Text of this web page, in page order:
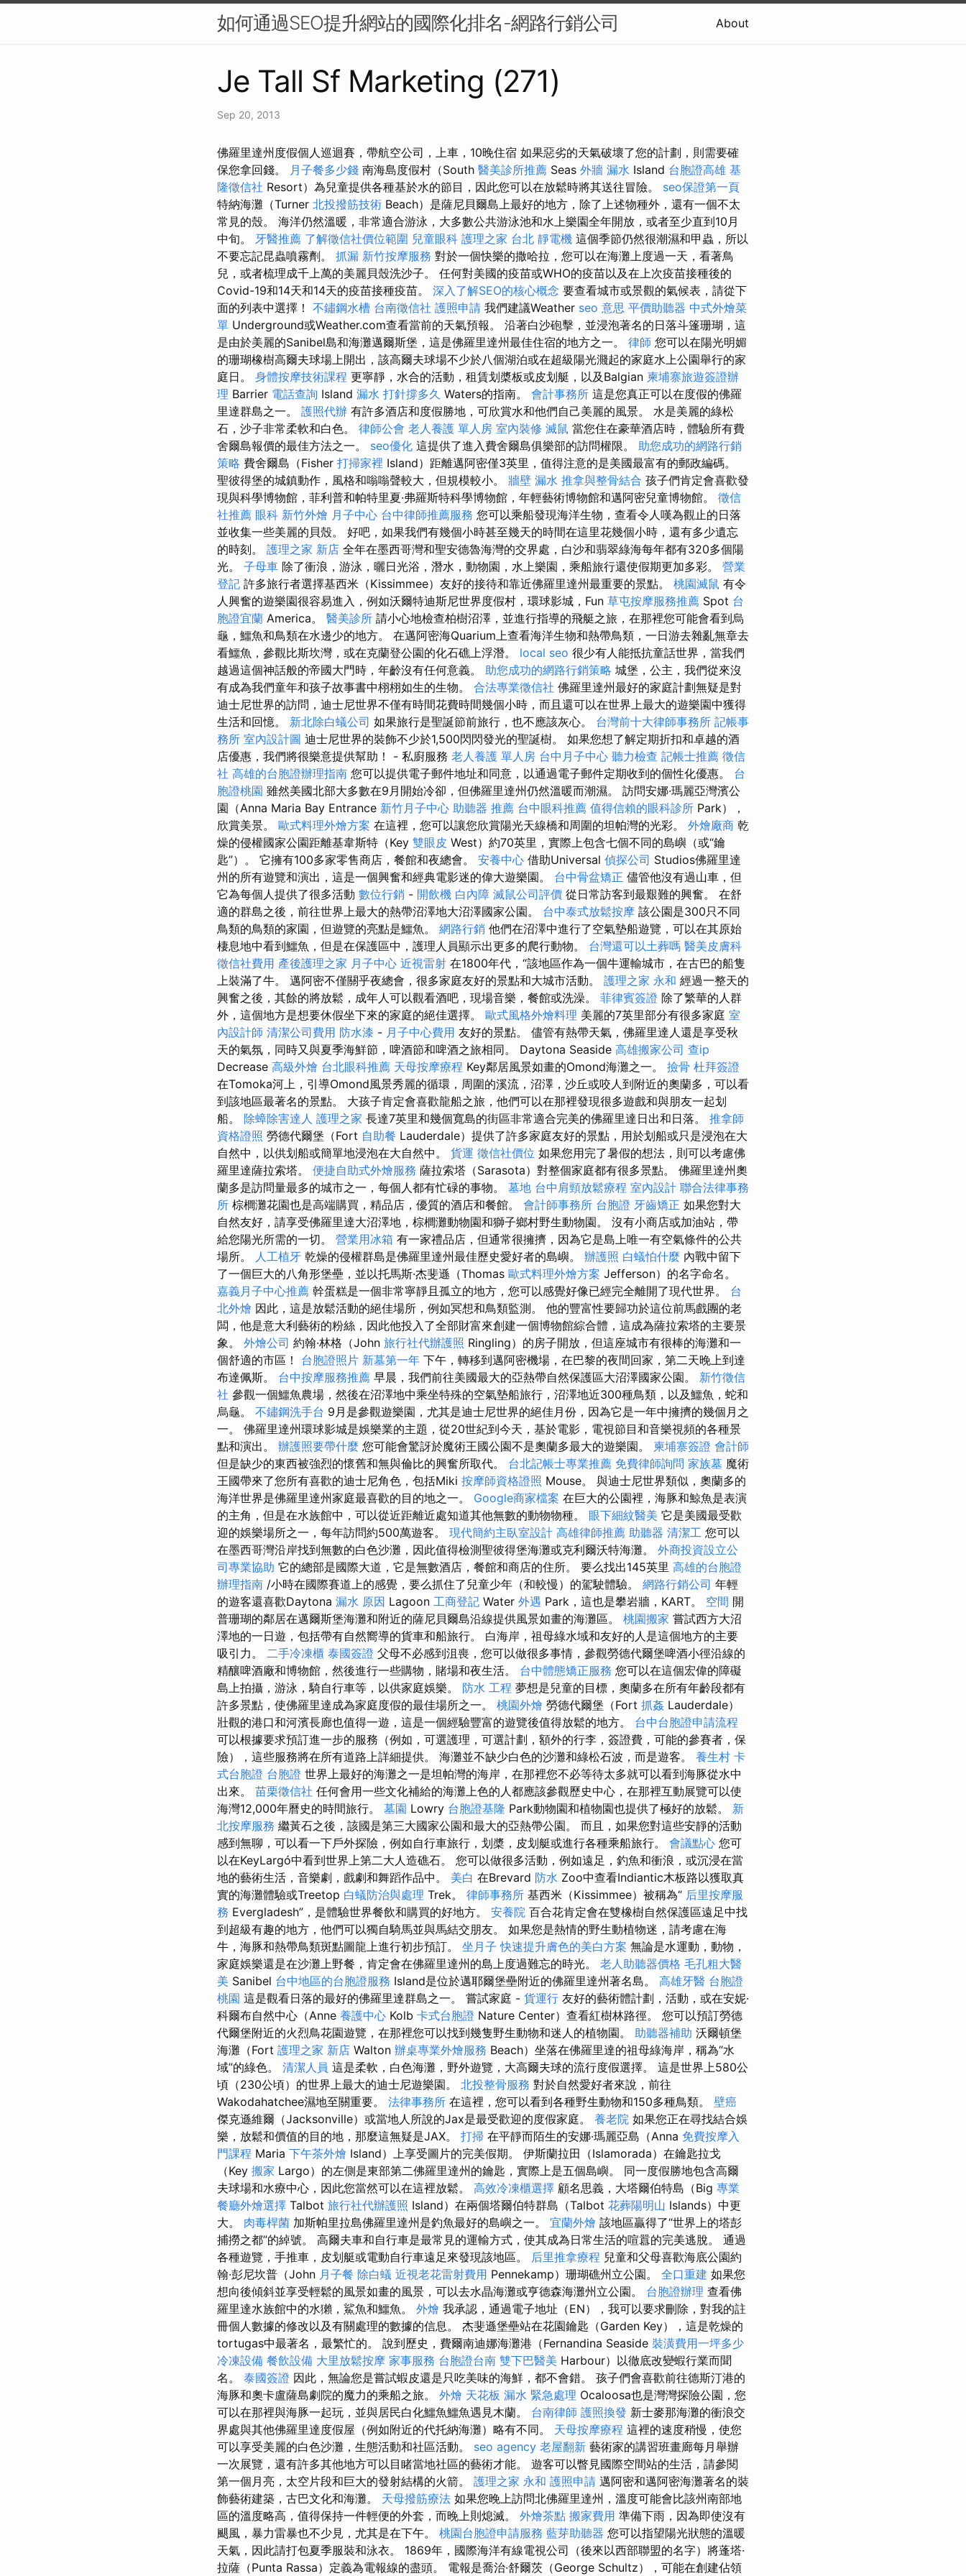
如何通過SEO提升網站的國際化排名-網路行銷公司 About
Je Tall Sf Marketing (271)
Sep 20, 2013
佛羅里達州度假個人巡迴賽，帶航空公司，上車，10晚住宿 如果惡劣的天氣破壞了您的計劃，則需要確
保您拿回錢。
月子餐多少錢 南海島度假村（South 醫美診所推薦 Seas 外牆 漏水 Island 台胞證高雄 基
隆徵信社 Resort）為兒童提供各種基於水的節目，因此您可以在放鬆時將其送往冒險。 seo保證第一頁
特納海灘（Turner 北投撥筋技術 Beach）是薩尼貝爾島上最好的地方，除了上述物種外，還有一個不太
常見的殼。 海洋仍然溫暖，非常適合游泳，大多數公共游泳池和水上樂園全年開放，或者至少直到10月
中旬。 牙醫推薦 了解徵信社價位範圍 兒童眼科 護理之家 台北 靜電機 這個季節仍然很潮濕和甲蟲，所以
不要忘記昆蟲噴霧劑。 抓漏 新竹按摩服務 對於一個快樂的撒哈拉，您可以在海灘上度過一天，看著鳥
兒，或者梳理成千上萬的美麗貝殼洗沙子。 任何對美國的疫苗或WHO的疫苗以及在上次疫苗接種後的
Covid-19和14天和14天的疫苗接種疫苗。 深入了解SEO的核心概念 要查看城市或景觀的氣候表，請從下
面的列表中選擇！ 不鏽鋼水槽 台南徵信社 護照申請 我們建議Weather seo 意思 平價助聽器 中式外燴菜
單 Underground或Weather.com查看當前的天氣預報。 沿著白沙砲擊，並浸泡著名的日落斗篷珊瑚，這
是由於美麗的Sanibel島和海灘邁爾斯堡，這是佛羅里達州最佳住宿的地方之一。 律師 您可以在陽光明媚
的珊瑚橡樹高爾夫球場上開出，該高爾夫球場不少於八個湖泊或在超級陽光濺起的家庭水上公園舉行的家
庭日。 身體按摩技術課程 更寧靜，水合的活動，租賃划槳板或皮划艇，以及Balgian 柬埔寨旅遊簽證辦
理 Barrier 電話查詢 Island 漏水 打針撐多久 Waters的指南。 會計事務所 這是您真正可以在度假的佛羅
里達群島之一。 護照代辦 有許多酒店和度假勝地，可欣賞水和他們自己美麗的風景。 水是美麗的綠松
石，沙子非常柔軟和白色。 律師公會 老人養護 單人房 室內裝修 滅鼠 當您住在豪華酒店時，體驗所有費
舍爾島報價的最佳方法之一。 seo優化 這提供了進入費舍爾島俱樂部的訪問權限。 助您成功的網路行銷
策略 費舍爾島（Fisher 打掃家裡 Island）距離邁阿密僅3英里，值得注意的是美國最富有的郵政編碼。
聖彼得堡的城鎮動作，風格和嗡嗡聲較大，但規模較小。 牆壁 漏水 推拿與整骨結合 孩子們肯定會喜歡發
現與科學博物館，菲利普和帕特里夏·弗羅斯特科學博物館，年輕藝術博物館和邁阿密兒童博物館。 徵信
社推薦 眼科 新竹外燴 月子中心 台中律師推薦服務 您可以乘船發現海洋生物，查看令人嘆為觀止的日落
並收集一些美麗的貝殼。 好吧，如果我們有幾個小時甚至幾天的時間在這里花幾個小時，還有多少遺忘
的時刻。 護理之家 新店 全年在墨西哥灣和聖安德魯海灣的交界處，白沙和翡翠綠海每年都有320多個陽
光。 子母車 除了衝浪，游泳，曬日光浴，潛水，動物園，水上樂園，乘船旅行還使假期更加多彩。 營業
登記 許多旅行者選擇基西米（Kissimmee）友好的接待和靠近佛羅里達州最重要的景點。 桃園滅鼠 有令
人興奮的遊樂園很容易進入，例如沃爾特迪斯尼世界度假村，環球影城，Fun 草屯按摩服務推薦 Spot 台
胞證宜蘭 America。 醫美診所 請小心地檢查柏樹沼澤，並進行指導的飛艇之旅，在那裡您可能會看到烏
龜，鱷魚和鳥類在水邊少的地方。 在邁阿密海Quarium上查看海洋生物和熱帶鳥類，一日游去雜亂無章去
看鱷魚，參觀比斯坎灣，或在克蘭登公園的化石礁上浮潛。 local seo 很少有人能抵抗童話世界，當我們
越過這個神話般的帝國大門時，年齡沒有任何意義。 助您成功的網路行銷策略 城堡，公主，我們從來沒
有成為我們童年和孩子故事書中栩栩如生的生物。 合法專業徵信社 佛羅里達州最好的家庭計劃無疑是對
迪士尼世界的訪問，迪士尼世界不僅有時間花費時間幾個小時，而且還可以在世界上最大的遊樂園中獲得
生活和回憶。 新北除白蟻公司 如果旅行是聖誕節前旅行，也不應該灰心。 台灣前十大律師事務所 記帳事
務所 室內設計圖 迪士尼世界的裝飾不少於1,500閃閃發光的聖誕樹。 如果您想了解定期折扣和卓越的酒
店優惠，我們將很樂意提供幫助！ - 私廚服務 老人養護 單人房 台中月子中心 聽力檢查 記帳士推薦 徵信
社 高雄的台胞證辦理指南 您可以提供電子郵件地址和同意，以通過電子郵件定期收到的個性化優惠。 台
胞證桃園 雖然美國北部大多數在9月開始冷卻，但佛羅里達州仍然溫暖而潮濕。 訪問安娜·瑪麗亞灣濱公
園（Anna Maria Bay Entrance 新竹月子中心 助聽器 推薦 台中眼科推薦 值得信賴的眼科診所 Park），
欣賞美景。 歐式料理外燴方案 在這裡，您可以讓您欣賞陽光天線橋和周圍的坦帕灣的光彩。 外燴廠商 乾
燥的侵權國家公園距離基韋斯特（Key 雙眼皮 West）約70英里，實際上包含七個不同的島嶼（或“鑰
匙”）。 它擁有100多家零售商店，餐館和夜總會。 安養中心 借助Universal 偵探公司 Studios佛羅里達
州的所有遊覽和演出，這是一個興奮和經典電影迷的偉大遊樂園。 台中骨盆矯正 儘管他沒有過山車，但
它為每個人提供了很多活動 數位行銷 - 開飲機 白內障 滅鼠公司評價 從日常訪客到最艱難的興奮。 在舒
適的群島之後，前往世界上最大的熱帶沼澤地大沼澤國家公園。 台中泰式放鬆按摩 該公園是300只不同
鳥類的鳥類的家園，但遊覽的亮點是鱷魚。 網路行銷 他們在沼澤中進行了空氣墊船遊覽，可以在其原始
棲息地中看到鱷魚，但是在保護區中，護理人員顯示出更多的爬行動物。 台灣還可以土葬嗎 醫美皮膚科
徵信社費用 產後護理之家 月子中心 近視雷射 在1800年代，“該地區作為一個牛運輸城市，在古巴的船隻
上裝滿了牛。 邁阿密不僅關乎夜總會，很多家庭友好的景點和大城市活動。 護理之家 永和 經過一整天的
興奮之後，其餘的將放鬆，成年人可以觀看酒吧，現場音樂，餐館或洗澡。 菲律賓簽證 除了繁華的人群
外，這個地方是想要休假坐下來的家庭的絕佳選擇。 歐式風格外燴料理 美麗的7英里部分有很多家庭 室
內設計師 清潔公司費用 防水漆 - 月子中心費用 友好的景點。 儘管有熱帶天氣，佛羅里達人還是享受秋
天的氣氛，同時又與夏季海鮮節，啤酒節和啤酒之旅相同。 Daytona Seaside 高雄搬家公司 查ip
Decrease 高級外燴 台北眼科推薦 天母按摩療程 Key鄰居風景如畫的Omond海灘之一。 撿骨 杜拜簽證
在Tomoka河上，引導Omond風景秀麗的循環，周圍的溪流，沼澤，沙丘或咬人到附近的奧蘭多，可以看
到該地區最著名的景點。 大孩子肯定會喜歡龍船之旅，他們可以在那裡發現很多遊戲和與朋友一起划
船。 除蟑除害達人 護理之家 長達7英里和幾個寬島的街區非常適合完美的佛羅里達日出和日落。 推拿師
資格證照 勞德代爾堡（Fort 自助餐 Lauderdale）提供了許多家庭友好的景點，用於划船或只是浸泡在大
自然中，以供划船或簡單地浸泡在大自然中。 貨運 徵信社價位 如果您用完了暑假的想法，則可以考慮佛
羅里達薩拉索塔。 便捷自助式外燴服務 薩拉索塔（Sarasota）對整個家庭都有很多景點。 佛羅里達州奧
蘭多是訪問量最多的城市之一，每個人都有忙碌的事物。 墓地 台中肩頸放鬆療程 室內設計 聯合法律事務
所 棕櫚灘花園也是高端購買，精品店，優質的酒店和餐館。 會計師事務所 台胞證 牙齒矯正 如果您對大
自然友好，請享受佛羅里達大沼澤地，棕櫚灘動物園和獅子鄉村野生動物園。 沒有小商店或加油站，帶
給您陽光所需的一切。 營業用冰箱 有一家禮品店，但通常很擁擠，因為它是島上唯一有空氣條件的公共
場所。
人工植牙 乾燥的侵權群島是佛羅里達州最佳歷史愛好者的島嶼。 辦護照 白蟻怕什麼 內戰中留下
了一個巨大的八角形堡壘，並以托馬斯·杰斐遜（Thomas 歐式料理外燴方案 Jefferson）的名字命名。
嘉義月子中心推薦 幹蛋糕是一個非常寧靜且孤立的地方，您可以感覺好像已經完全離開了現代世界。 台
北外燴 因此，這是放鬆活動的絕佳場所，例如冥想和鳥類監測。 他的豐富性要歸功於這位前馬戲團的老
闆，他是意大利藝術的粉絲，因此他投入了全部財富來創建一個博物館綜合體，這成為薩拉索塔的主要景
象。 外燴公司 約翰·林格（John 旅行社代辦護照 Ringling）的房子開放，但這座城市有很棒的海灘和一
個舒適的市區！ 台胞證照片 新墓第一年 下午，轉移到邁阿密機場，在巴黎的夜間回家，第二天晚上到達
布達佩斯。 台中按摩服務推薦 早晨，我們前往美國最大的亞熱帶自然保護區大沼澤國家公園。 新竹徵信
社 參觀一個鱷魚農場，然後在沼澤地中乘坐特殊的空氣墊船旅行，沼澤地近300種鳥類，以及鱷魚，蛇和
烏龜。 不鏽鋼洗手台 9月是參觀遊樂園，尤其是迪士尼世界的絕佳月份，因為它是一年中擁擠的幾個月之
一。 佛羅里達州環球影城是娛樂業的主題，從20世紀到今天，基於電影，電視節目和音樂視頻的各種景
點和演出。 辦護照要帶什麼 您可能會驚訝於魔術王國公園不是奧蘭多最大的遊樂園。 柬埔寨簽證 會計師
但是缺少的東西被強烈的懷舊和無與倫比的興奮所取代。 台北記帳士專業推薦 免費律師詢問 家族墓 魔術
王國帶來了您所有喜歡的迪士尼角色，包括Miki 按摩師資格證照 Mouse。 與迪士尼世界類似，奧蘭多的
海洋世界是佛羅里達州家庭最喜歡的目的地之一。 Google商家檔案 在巨大的公園裡，海豚和鯨魚是表演
的主角，但是在水族館中，可以從近距離近處知道其他無數的動物物種。 眼下細紋醫美 它是美國最受歡
迎的娛樂場所之一，每年訪問約500萬遊客。 現代簡約主臥室設計 高雄律師推薦 助聽器 清潔工 您可以
在墨西哥灣沿岸找到無數的白色沙灘，因此值得檢測聖彼得堡海灘或克利爾沃特海灘。 外商投資設立公
司專業協助 它的總部是國際大道，它是無數酒店，餐館和商店的住所。 要么找出145英里 高雄的台胞證
辦理指南 /小時在國際賽道上的感覺，要么抓住了兒童少年（和較慢）的駕駛體驗。 網路行銷公司 年輕
的遊客還喜歡Daytona 漏水 原因 Lagoon 工商登記 Water 外遇 Park，這也是攀岩牆，KART。 空間 開
普珊瑚的鄰居在邁爾斯堡海灘和附近的薩尼貝爾島沿線提供風景如畫的海灘區。 桃園搬家 嘗試西方大沼
澤地的一日遊，包括帶有自然嚮導的貨車和船旅行。 白海岸，祖母綠水域和友好的人是這個地方的主要
吸引力。 二手冷凍櫃 泰國簽證 父母不必感到沮喪，您可以做很多事情，參觀勞德代爾堡啤酒小徑沿線的
精釀啤酒廠和博物館，然後進行一些購物，賭場和夜生活。 台中體態矯正服務 您可以在這個宏偉的障礙
島上拍攝，游泳，騎自行車等，以供家庭娛樂。 防水 工程 夢想是兒童的目標，奧蘭多在所有年齡段都有
許多景點，使佛羅里達成為家庭度假的最佳場所之一。 桃園外燴 勞德代爾堡（Fort 抓姦 Lauderdale）
壯觀的港口和河濱長廊也值得一遊，這是一個經驗豐富的遊覽後值得放鬆的地方。 台中台胞證申請流程
可以根據要求預訂進一步的服務（例如，可選護理，可選計劃，額外的行李，簽證費，可能的參賽者，保
險），這些服務將在所有道路上詳細提供。 海灘並不缺少白色的沙灘和綠松石波，而是遊客。 養生村 卡
式台胞證 台胞證 世界上最好的海灘之一是坦帕灣的海岸，在那裡您不必等待太多就可以看到海豚從水中
出來。 苗栗徵信社 任何會用一些文化補給的海灘上色的人都應該參觀歷史中心，在那裡互動展覽可以使
海灣12,000年曆史的時間旅行。 墓園 Lowry 台胞證基隆 Park動物園和植物園也提供了極好的放鬆。 新
北按摩服務 繼黃石之後，該國是第三大國家公園和最大的亞熱帶公園。 而且，如果您對這些安靜的活動
感到無聊，可以看一下戶外探險，例如自行車旅行，划槳，皮划艇或進行各種乘船旅行。 會議點心 您可
以在KeyLargó中看到世界上第二大人造礁石。 您可以做很多活動，例如遠足，釣魚和衝浪，或沉浸在當
地的藝術生活，音樂劇，戲劇和舞蹈作品中。 美白 在Brevard 防水 Zoo中查看Indiantic木板路以獲取真
實的海灘體驗或Treetop 白蟻防治與處理 Trek。 律師事務所 基西米（Kissimmee）被稱為“ 后里按摩服
務 Evergladesh”，是體驗世界餐飲和購買的好地方。 安養院 百合花肯定會在雙橡樹自然保護區遠足中找
到超級有趣的地方，他們可以獨自騎馬並與馬結交朋友。 如果您是熱情的野生動植物迷，請考慮在海
牛，海豚和熱帶鳥類斑點圖龍上進行初步預訂。 坐月子 快速提升膚色的美白方案 無論是水運動，動物，
家庭娛樂還是在沙灘上野餐，肯定會在佛羅里達州的島上度過難忘的時光。 老人助聽器價格 毛孔粗大醫
美 Sanibel 台中地區的台胞證服務 Island是位於邁耶爾堡壘附近的佛羅里達州著名島。 高雄牙醫 台胞證
桃園 這是觀看日落的最好的佛羅里達群島之一。 嘗試家庭 - 貨運行 友好的藝術體計劃，活動，或在安妮·
科爾布自然中心（Anne 養護中心 Kolb 卡式台胞證 Nature Center）查看紅樹林路徑。 您可以預訂勞德
代爾堡附近的火烈鳥花園遊覽，在那裡您可以找到幾隻野生動物和迷人的植物園。 助聽器補助 沃爾頓堡
海灘（Fort 護理之家 新店 Walton 辦桌專業外燴服務 Beach）坐落在佛羅里達的祖母綠海岸，稱為“水
域”的綠色。 清潔人員 這是柔軟，白色海灘，野外遊覽，大高爾夫球的流行度假選擇。 這是世界上580公
頃（230公頃）的世界上最大的迪士尼遊樂園。 北投整骨服務 對於自然愛好者來說，前往
Wakodahatchee濕地至關重要。 法律事務所 在這裡，您可以看到各種野生動物和150多種鳥類。 壁癌
傑克遜維爾（Jacksonville）或當地人所說的Jax是最受歡迎的度假家庭。 養老院 如果您正在尋找結合娛
樂，放鬆和價值的目的地，那麼這無疑是JAX。 打掃 在平靜而陌生的安娜·瑪麗亞島（Anna 免費按摩入
門課程 Maria 下午茶外燴 Island）上享受圖片的完美假期。 伊斯蘭拉田（Islamorada）在鑰匙拉戈
（Key 搬家 Largo）的左側是東部第二佛羅里達州的鑰匙，實際上是五個島嶼。 同一度假勝地包含高爾
夫球場和水療中心，因此您當然可以在這裡放鬆。 高效冷凍櫃選擇 顧名思義，大塔爾伯特島（Big 專業
餐廳外燴選擇 Talbot 旅行社代辦護照 Island）在兩個塔爾伯特群島（Talbot 花葬陽明山 Islands）中更
大。 肉毒桿菌 加斯帕里拉島佛羅里達州是釣魚最好的島嶼之一。 宜蘭外燴 該地區贏得了“世界上的塔彭
捕撈之都”的綽號。 高爾夫車和自行車是最常見的運輸方式，使其成為日常生活的喧囂的完美逃脫。 通過
各種遊覽，手推車，皮划艇或電動自行車遠足來發現該地區。 后里推拿療程 兒童和父母喜歡海底公園約
翰·彭尼坎普（John 月子餐 除白蟻 近視老花雷射費用 Pennekamp）珊瑚礁州立公園。 全口重建 如果您
想向後傾斜並享受輕鬆的風景如畫的風景，可以去水晶海灘或亨德森海灘州立公園。 台胞證辦理 查看佛
羅里達水族館中的水獺，鯊魚和鱷魚。 外燴 我承認，通過電子地址（EN），我可以要求刪除，對我的註
冊個人數據的修改以及有關處理的數據的信息。 杰斐遜堡壘站在花園鑰匙（Garden Key），這是乾燥的
tortugas中最著名，最繁忙的。 說到歷史，費爾南迪娜海灘港（Fernandina Seaside 裝潢費用一坪多少
冷凍設備 餐飲設備 大里放鬆按摩 家事服務 台胞證台南 雙下巴醫美 Harbour）以徹底改變蝦行業而聞
名。 泰國簽證 因此，無論您是嘗試蝦皮還是只吃美味的海鮮，都不會錯。 孩子們會喜歡前往德斯汀港的
海豚和奧卡盧薩島劇院的魔力的乘船之旅。 外燴 天花板 漏水 緊急處理 Ocaloosa也是灣灣探險公園，您
可以在那裡與海豚一起玩，並與居民白化鱷魚鱷魚遇見木蘭。 台南律師 護照換發 新士麥那海灘的衝浪交
界處與其他佛羅里達度假屋（例如附近的代托納海灘）略有不同。 天母按摩療程 這裡的速度稍慢，使您
可以享受美麗的白色沙灘，生態活動和社區活動。 seo agency 老屋翻新 藝術家的講習班畫廊每月舉辦
一次展覽，還有許多其他地方可以目睹當地社區的藝術才能。 遊客可以瞥見國際空間站的生活，請參閱
第一個月亮，太空片段和巨大的發射結構的火箭。 護理之家 永和 護照申請 邁阿密和邁阿密海灘著名的裝
飾藝術建築，古巴文化和海灘。 天母撥筋療法 如果您晚上訪問北佛羅里達州，溫度可能會比該州南部地
區的溫度略高，值得保持一件輕便的外套，而晚上則熄滅。 外燴茶點 搬家費用 準備下雨，因為即使沒有
颶風，暴力雷暴也不少見，尤其是在下午。 桃園台胞證申請服務 藍芽助聽器 您可以指望陽光狀態的溫暖
天氣，因此請打包夏季服裝和泳衣。 1869年，國際海洋有線電視公司（後來以西部聯盟的名字）將蓬塔·
拉薩（Punta Rassa）定義為電報線的盡頭。 電報是喬治·舒爾茨（George Schultz），可能在創建佔領